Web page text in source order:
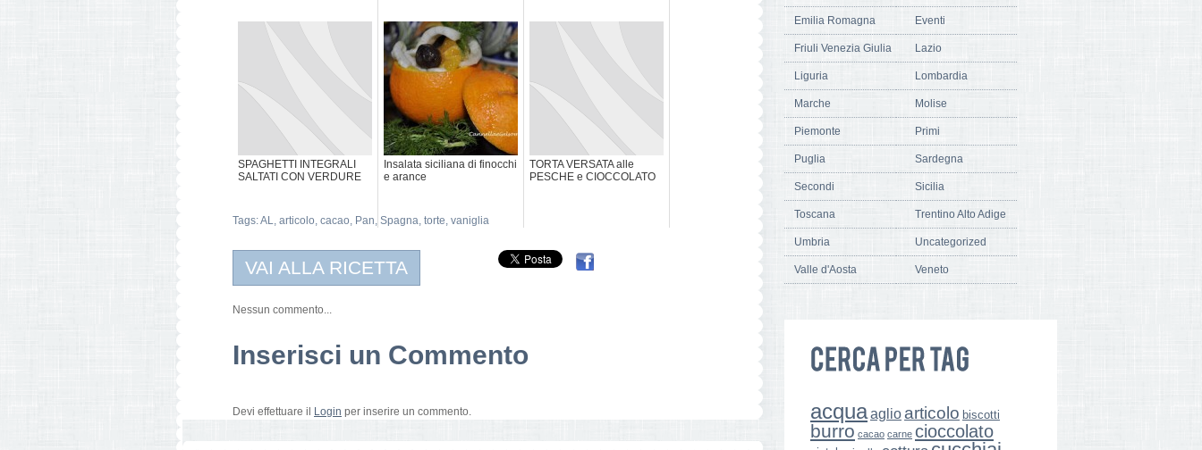
SPAGHETTI INTEGRALI
SALTATI CON VERDURE
Insalata siciliana di finocchi
e arance
TORTA VERSATA alle
PESCHE e CIOCCOLATO
Tags:AL, articolo, cacao, Pan, Spagna, torte, vaniglia
VAI ALLA RICETTA
Nessun commento...
Inserisci un Commento
Devi effettuare il Login per inserire un commento.
Emilia Romagna Eventi
Friuli Venezia Giulia Lazio
Liguria Lombardia
Marche Molise
Piemonte Primi
Puglia Sardegna
Secondi Sicilia
Toscana Trentino Alto Adige
Umbria Uncategorized
Valle d'Aosta Veneto
acquaaglio articolo biscotti
burro cacao carne cioccolato